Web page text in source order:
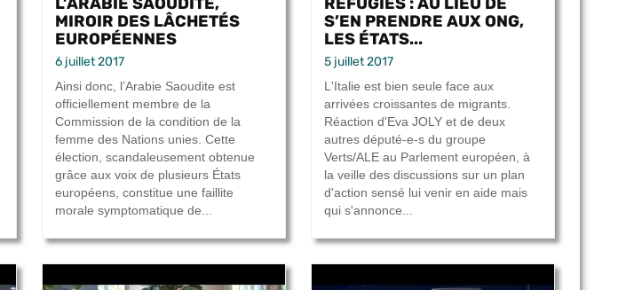
MIROIR DES LÂCHETÉS
EUROPÉENNES
6 juillet 2017
Ainsi donc, l’Arabie Saoudite est
officiellement membre de la
Commission de la condition de la
femme des Nations unies. Cette
élection, scandaleusement obtenue
grâce aux voix de plusieurs États
européens, constitue une faillite
morale symptomatique de...
S’EN PRENDRE AUX ONG,
LES ÉTATS...
5 juillet 2017
L'Italie est bien seule face aux
arrivées croissantes de migrants.
Réaction d'Eva JOLY et de deux
autres député-e-s du groupe
Verts/ALE au Parlement européen, à
la veille des discussions sur un plan
d'action sensé lui venir en aide mais
qui s'annonce...